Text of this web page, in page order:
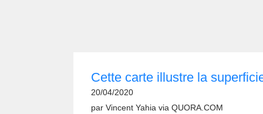
Cette carte illustre la
20/04/2020
par Vincent Yahia via QUORA.COM